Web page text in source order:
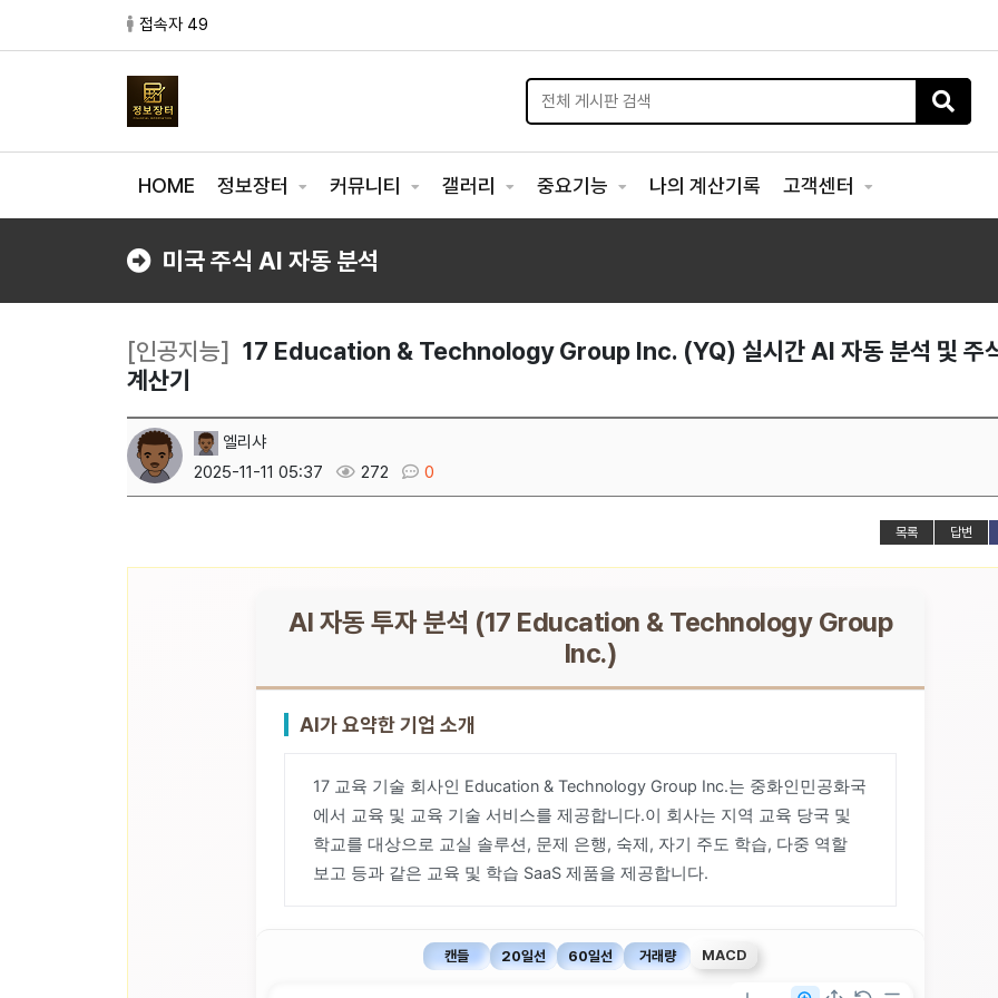
접속자 49
HOME 정보장터 커뮤니티 갤러리 중요기능 나의 계산기록 고객센터
미국 주식 AI 자동 분석
[인공지능] 17 Education & Technology Group Inc. (YQ) 실시간 AI 자동 분석 및 주
계산기
엘리샤
2025-11-11 05:37
272 0
목록 답변
AI 자동 투자 분석 (17 Education & Technology Group
Inc.)
AI가 요약한 기업 소개
17 교육 기술 회사인 Education & Technology Group Inc.는 중화인민공화국
에서 교육 및 교육 기술 서비스를 제공합니다.이 회사는 지역 교육 당국 및
학교를 대상으로 교실 솔루션, 문제 은행, 숙제, 자기 주도 학습, 다중 역할
보고 등과 같은 교육 및 학습 SaaS 제품을 제공합니다.
캔들 20일선 60일선 거래량 MACD